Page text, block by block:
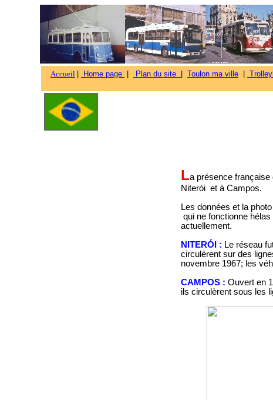
Accueil Home page Plan du site Toulon ma ville
La présence française
Niterói et à Campos.
Les données et la
qui ne fonctionne
actuellement.
NITERÓI : Le réseau
circulèrent sur des
novembre 1967; les
CAMPOS : Ouvert en
ils circulèrent sous les